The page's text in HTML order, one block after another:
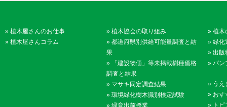
» 植木屋さんのお仕事
» 植木屋さんコラム
» 植木協会の取り組み
» 都道府県別供給可能量調査と結
果
»
「建設物価」等未掲載樹種価格
調査と結果
» マサキ同定調査結果
» 環境緑化樹木識別検定試験
» 緑育出前授業
» 植木
» 緑化
» 出版
» パン
» うえ
» おす
» ト